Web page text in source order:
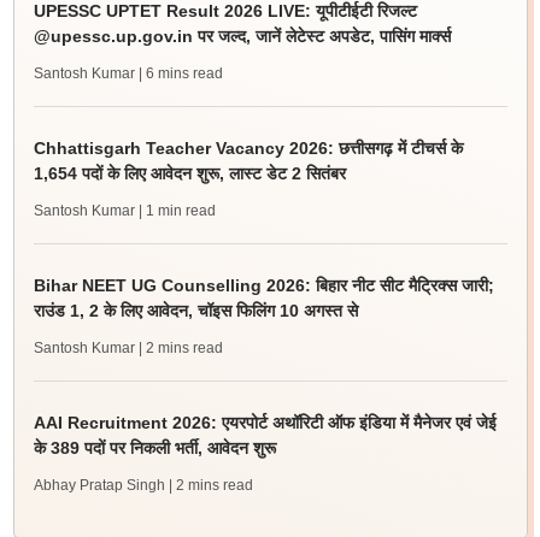
UPESSC UPTET Result 2026 LIVE: यूपीटीईटी रिजल्ट
@upessc.up.gov.in पर जल्द, जानें लेटेस्ट अपडेट, पासिंग मार्क्स
Santosh Kumar | 6 mins read
Chhattisgarh Teacher Vacancy 2026: छत्तीसगढ़ में टीचर्स के
1,654 पदों के लिए आवेदन शुरू, लास्ट डेट 2 सितंबर
Santosh Kumar | 1 min read
Bihar NEET UG Counselling 2026: बिहार नीट सीट मैट्रिक्स जारी;
राउंड 1, 2 के लिए आवेदन, चॉइस फिलिंग 10 अगस्त से
Santosh Kumar | 2 mins read
AAI Recruitment 2026: एयरपोर्ट अथॉरिटी ऑफ इंडिया में मैनेजर एवं जेई
के 389 पदों पर निकली भर्ती, आवेदन शुरू
Abhay Pratap Singh | 2 mins read